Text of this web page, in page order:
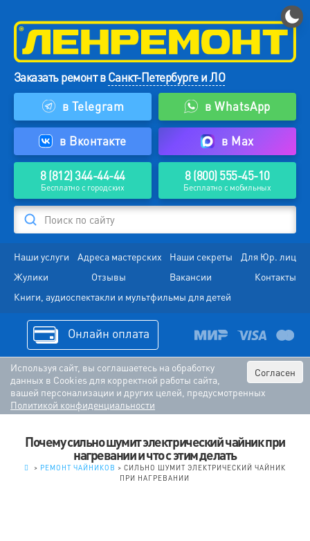
Заказать ремонт вСанкт-Петербурге и ЛО
в Telegram
в WhatsApp
в Вконтакте в Max
8 (812) 344-44-44
Бесплатно с городских
8 (800) 555-45-10
Бесплатно с мобильных
Поиск по сайту
Наши услуги Адреса мастерских Наши секреты
Для Юр. лиц
Жулики
Отзывы Вакансии
Контакты
Книги, аудиоспектакли и мультфильмы для детей
Онлайн оплата
Согласен
Используя сайт, вы соглашаетесь на обработку
данных в Cookies для корректной работы сайта,
вашей персонализации и других целей, предусмотренных
Политикой конфиденциальности
Почему сильно шумит электрический чайник при
нагревании и что с этим делать
> РЕМОНТ ЧАЙНИКОВ > СИЛЬНО ШУМИТ ЭЛЕКТРИЧЕСКИЙ ЧАЙНИК
ПРИ НАГРЕВАНИИ